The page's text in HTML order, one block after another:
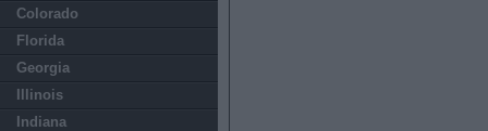
Colorado
Florida
Georgia
Illinois
Indiana